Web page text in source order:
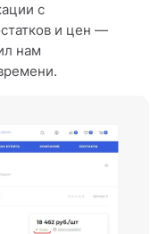
с
и цен —
нам